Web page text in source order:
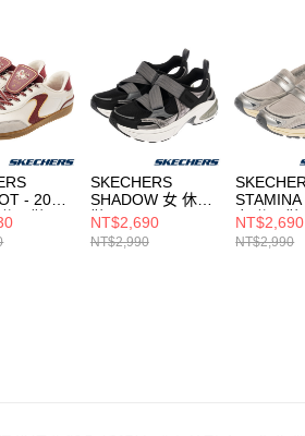
５．嚴禁
形，恩沛
動。
- 2026
閒鞋
SKECHERS
SHADOW 女 休閒
鞋 177387BLK
NT$2,690
NT$2,990
STAMINA
女 休閒鞋
150715SIL
NT$2,690
NT$2,990